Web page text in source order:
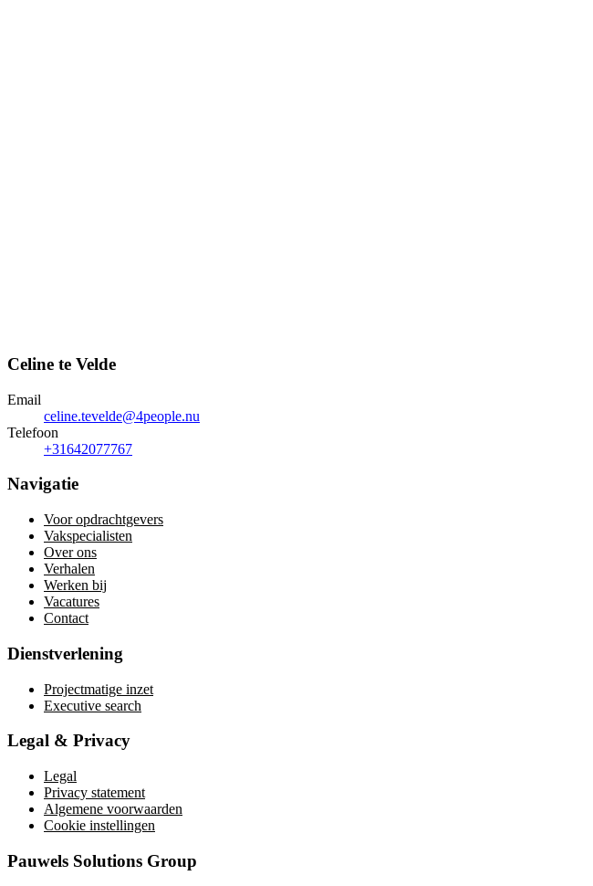
Celine te Velde
Email
celine.tevelde@4people.nu
Telefoon
+31642077767
Navigatie
Voor opdrachtgevers
Vakspecialisten
Over ons
Verhalen
Werken bij
Vacatures
Contact
Dienstverlening
Projectmatige inzet
Executive search
Legal & Privacy
Legal
Privacy statement
Algemene voorwaarden
Cookie instellingen
Pauwels Solutions Group